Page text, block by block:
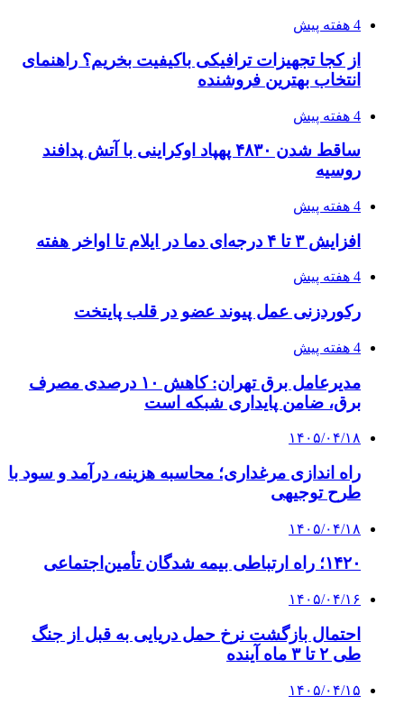
4 هفته پیش
از کجا تجهیزات ترافیکی باکیفیت بخریم؟ راهنمای
انتخاب بهترین فروشنده
4 هفته پیش
ساقط شدن ۴۸۳۰ پهپاد اوکراینی با آتش پدافند
روسیه
4 هفته پیش
افزایش ۳ تا ۴ درجه‌ای دما در ایلام تا اواخر هفته
4 هفته پیش
رکوردزنی عمل پیوند عضو در قلب پایتخت
4 هفته پیش
مدیرعامل برق تهران: کاهش ۱۰ درصدی مصرف
برق، ضامن پایداری شبکه است
۱۴۰۵/۰۴/۱۸
راه اندازی مرغداری؛ محاسبه هزینه، درآمد و سود با
طرح توجیهی
۱۴۰۵/۰۴/۱۸
۱۴۲۰؛ راه ارتباطی بیمه شدگان تأمین‌اجتماعی
۱۴۰۵/۰۴/۱۶
احتمال بازگشت نرخ حمل دریایی به قبل از جنگ
طی ۲ تا ۳ ماه آینده
۱۴۰۵/۰۴/۱۵